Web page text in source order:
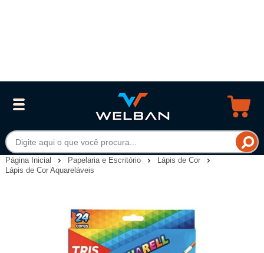
Página Inicial Papelaria e Escritório
Lápis de Cor
Lápis de Cor Aquareláveis